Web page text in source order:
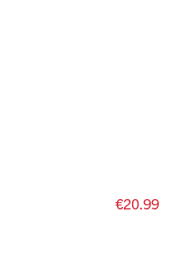
€20.99